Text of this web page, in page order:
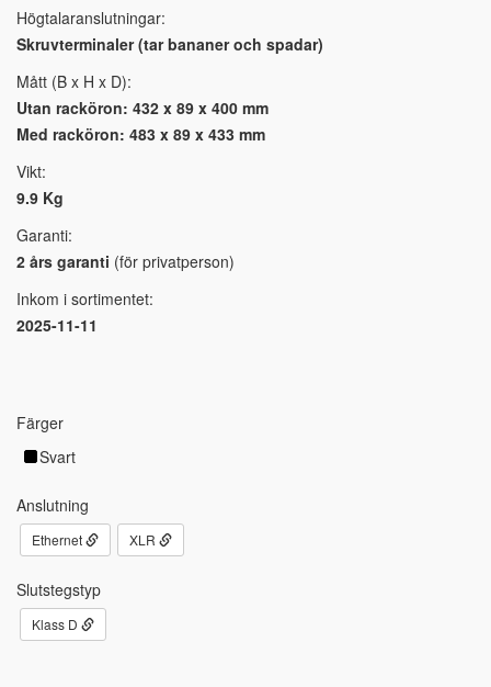
Högtalaranslutningar:
Skruvterminaler (tar bananer och spadar)
Mått (B x H x D):
Utan racköron: 432 x 89 x 400 mm
Med racköron: 483 x 89 x 433 mm
Vikt:
9.9 Kg
Garanti:
2 års garanti (för privatperson)
Inkom i sortimentet:
2025-11-11
Färger
Svart
Anslutning
Ethernet XLR
Slutstegstyp
Klass D